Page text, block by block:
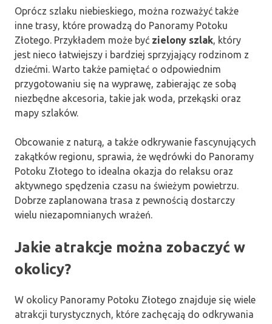
Oprócz szlaku niebieskiego, można rozważyć także
inne trasy, które prowadzą do Panoramy Potoku
Złotego. Przykładem może być zielony szlak , który
jest nieco łatwiejszy i bardziej sprzyjający rodzinom z
dziećmi. Warto także pamiętać o odpowiednim
przygotowaniu się na wyprawę, zabierając ze sobą
niezbędne akcesoria, takie jak woda, przekąski oraz
mapy szlaków.
Obcowanie z naturą, a także odkrywanie fascynujących
zakątków regionu, sprawia, że wędrówki do Panoramy
Potoku Złotego to idealna okazja do relaksu oraz
aktywnego spędzenia czasu na świeżym powietrzu.
Dobrze zaplanowana trasa z pewnością dostarczy
wielu niezapomnianych wrażeń.
Jakie atrakcje można zobaczyć w
okolicy?
W okolicy Panoramy Potoku Złotego znajduje się wiele
atrakcji turystycznych, które zachęcają do odkrywania